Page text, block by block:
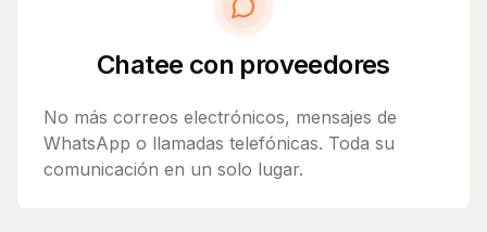
Chatee con proveedores
No más correos electrónicos, mensajes de
WhatsApp o llamadas telefónicas. Toda su
comunicación en un solo lugar.